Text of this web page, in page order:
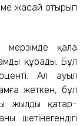
жасай отырып
мерзімде қала
құрады. Бұл
Ал ауыл
жеткен, бұл
қаңтар-
шетінегендігі